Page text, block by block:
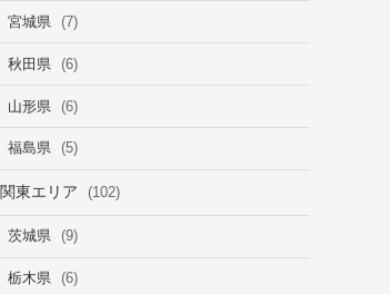
宮城県 (7)
秋田県 (6)
山形県 (6)
福島県 (5)
関東エリア (102)
茨城県 (9)
栃木県 (6)